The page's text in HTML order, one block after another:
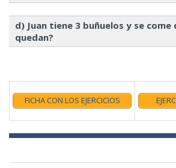
d) Juan tiene 3 buñuelos y se come
quedan?
FICHA CON LOS EJERCICIOS